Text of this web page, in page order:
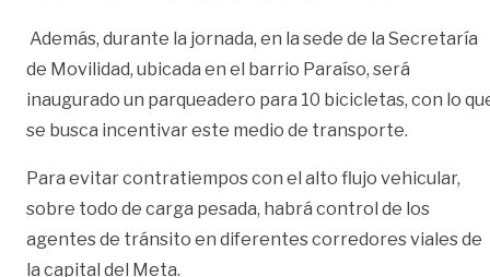
Además, durante la jornada, en la sede de la Secretaría
de Movilidad, ubicada en el barrio Paraíso, será
inaugurado un parqueadero para 10 bicicletas, con lo
se busca incentivar este medio de transporte.
Para evitar contratiempos con el alto flujo vehicular,
sobre todo de carga pesada, habrá control de los
agentes de tránsito en diferentes corredores viales de
la capital del Meta.